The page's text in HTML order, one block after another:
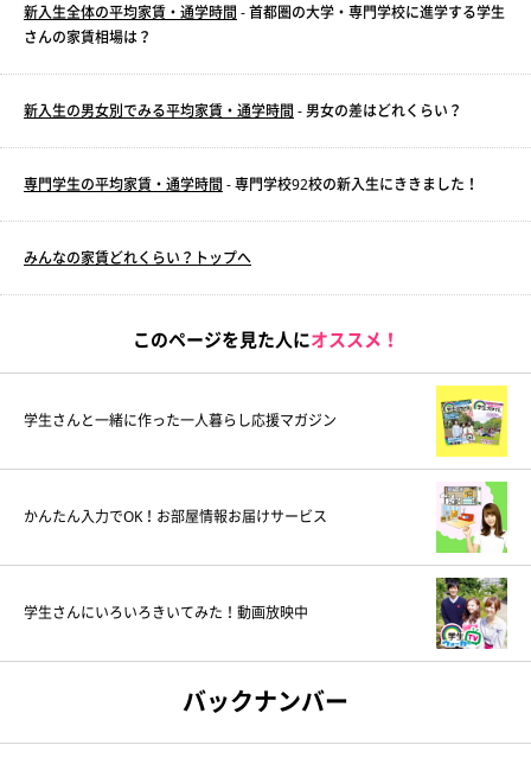
新入生全体の平均家賃・通学時間 - 首都圏の大学・専門学校に進学する学生
さんの家賃相場は？
新入生の男女別でみる平均家賃・通学時間 - 男女の差はどれくらい？
専門学生の平均家賃・通学時間 - 専門学校92校の新入生にききました！
みんなの家賃どれくらい？トップへ
このページを見た人にオススメ！
学生さんと一緒に作った一人暮らし応援マガジン
かんたん入力でOK！お部屋情報お届けサービス
学生さんにいろいろきいてみた！動画放映中
バックナンバー